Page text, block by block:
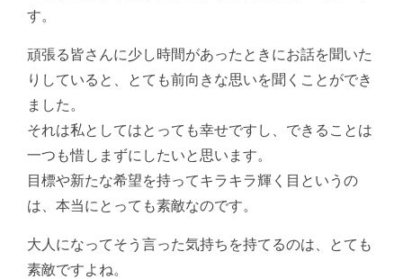
す。
頑張る皆さんに少し時間があったときにお話を聞いた
りしていると、とても前向きな思いを聞くことができ
ました。
それは私としてはとっても幸せですし、できることは
一つも惜しまずにしたいと思います。
目標や新たな希望を持ってキラキラ輝く目というの
は、本当にとっても素敵なのです。
大人になってそう言った気持ちを持てるのは、とても
素敵ですよね。